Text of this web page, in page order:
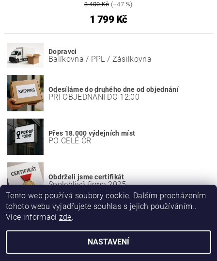
3 400 Kč(–47 %)
1 799 Kč
Dopravci
Balíkovna / PPL / Zásilkovna
Odesíláme do druhého dne od objednání
PŘI OBJEDNÁNÍ DO 12:00
Přes 18.000 výdejních míst
PO CELÉ ČR
Obdrželi jsme certifikát
Spolehlivá firma 2025
2026 © VÝHODNÝ OBCHOD, všechna práva vyhrazena
Tento web používá soubory cookie. Dalším procházením
tohoto webu vyjadřujete souhlas s jejich používáním..
Více informací zde.
NASTAVENÍ